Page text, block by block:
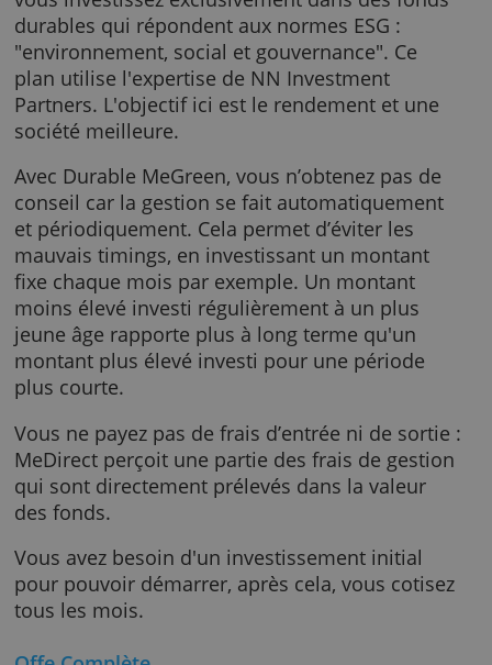
MeDirect offre son plan Durable MeGreen
est axé sur les enjeux de la société de
Lorsque vous choisissez Sustainable
vous investissez exclusivement dans des
durables qui répondent aux normes ESG :
"environnement, social et gouvernance". Ce
plan utilise l'expertise de NN Investment
Partners. L'objectif ici est le rendement et
société meilleure.
Avec Durable MeGreen, vous n’obtenez pas
conseil car la gestion se fait
et périodiquement. Cela permet d’éviter les
mauvais timings, en investissant un montant
fixe chaque mois par exemple. Un montant
moins élevé investi régulièrement à un plus
jeune âge rapporte plus à long terme qu'un
montant plus élevé investi pour une période
plus courte.
Vous ne payez pas de frais d’entrée ni de